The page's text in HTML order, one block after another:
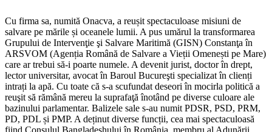
Cu firma sa, numită Onacva, a reușit spectaculoase misiuni de
salvare pe mările și oceanele lumii. A pus umărul la transformarea
Grupului de Intervenţie şi Salvare Maritimă (GISN) Constanţa în
ARSVOM (Agenția Română de Salvare a Vieții Omenești pe Mare)
care ar trebui să-i poarte numele. A devenit jurist, doctor în drept,
lector universitar, avocat în Baroul Bucureşti specializat în clienți
intrați la apă. Cu toate că s-a scufundat deseori în mocirla politică a
reuşit să rămână mereu la suprafaţă înotând pe diverse culoare ale
bazinului parlamentar. Balizele sale s-au numit PDSR, PSD, PRM,
PD, PDL și PMP. A deținut diverse funcții, cea mai spectaculoasă
fiind Consulul Bangladeshului în România, membru al Adunării